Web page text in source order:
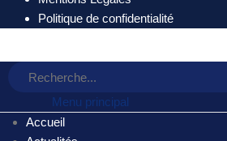
Politique de confidentialité
Menu principal
Accueil